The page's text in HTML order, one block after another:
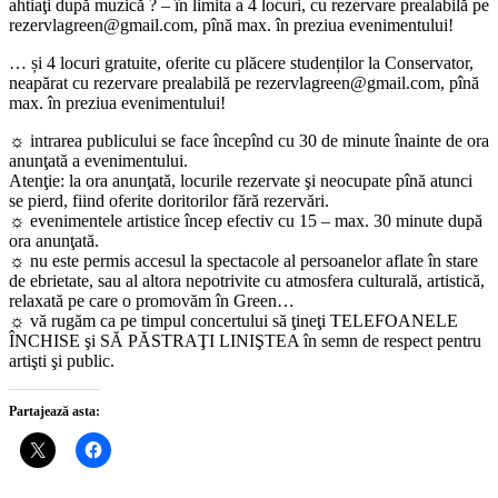
ahtiaţi după muzică ? – în limita a 4 locuri, cu rezervare prealabilă pe
rezervlagreen@gmail.com, pînă max. în preziua evenimentului!
… și 4 locuri gratuite, oferite cu plăcere studenților la Conservator,
neapărat cu rezervare prealabilă pe rezervlagreen@gmail.com, pînă
max. în preziua evenimentului!
☼ intrarea publicului se face începînd cu 30 de minute înainte de ora
anunţată a evenimentului.
Atenţie: la ora anunţată, locurile rezervate şi neocupate pînă atunci
se pierd, fiind oferite doritorilor fără rezervări.
☼ evenimentele artistice încep efectiv cu 15 – max. 30 minute după
ora anunţată.
☼ nu este permis accesul la spectacole al persoanelor aflate în stare
de ebrietate, sau al altora nepotrivite cu atmosfera culturală, artistică,
relaxată pe care o promovăm în Green…
☼ vă rugăm ca pe timpul concertului să ţineţi TELEFOANELE
ÎNCHISE şi SĂ PĂSTRAŢI LINIŞTEA în semn de respect pentru
artişti şi public.
Partajează asta: